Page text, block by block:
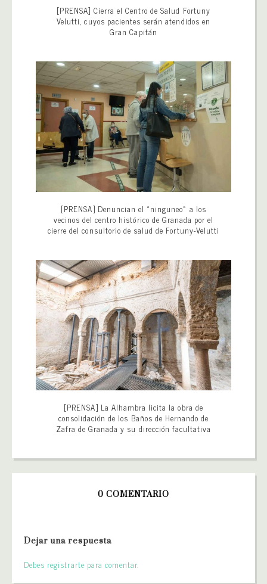
[PRENSA] Cierra el Centro de Salud Fortuny
Velutti, cuyos pacientes serán atendidos en
Gran Capitán
[PRENSA] Denuncian el «ninguneo» a los
vecinos del centro histórico de Granada por el
cierre del consultorio de salud de Fortuny-Velutti
[PRENSA] La Alhambra licita la obra de
consolidación de los Baños de Hernando de
Zafra de Granada y su dirección facultativa
0 COMENTARIO
Dejar una respuesta
Debes registrarte para comentar.